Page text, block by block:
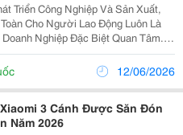
Triển Công Nghiệp Và Sản Xuất,
Cho Người Lao Động Luôn Là
Nghiệp Đặc Biệt Quan Tâm.
Cầu Tìm Kiếm Bảo Hộ Lao Động
Thông Qua Nhà Phân Phối Cov
12/06/2026
3 Cánh Được Săn Đón
Năm 2026